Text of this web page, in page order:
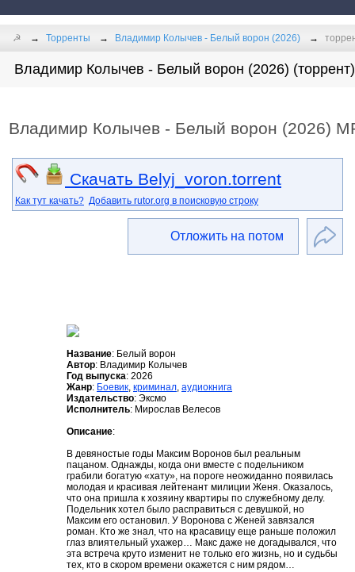
☭ Торренты Владимир Колычев - Белый ворон (2026)
Владимир Колычев - Белый ворон (2026) (торрент)
Владимир Колычев - Белый ворон (2026)
Скачать Belyj_voron.torrent
Как тут качать? Добавить rutor.org в поисковую строку
Отложить на потом
Название: Белый ворон
Автор: Владимир Колычев
Год выпуска: 2026
Жанр: Боевик, криминал, аудиокнига
Издательство: Эксмо
Исполнитель: Мирослав Велесов
Описание:
В девяностые годы Максим Воронов был реальным
пацаном. Однажды, когда они вместе с подельником
грабили богатую «хату», на пороге неожиданно появилась
молодая и красивая лейтенант милиции Женя. Оказалось,
что она пришла к хозяину квартиры по служебному делу.
Подельник хотел было расправиться с девушкой, но
Максим его остановил. У Воронова с Женей завязался
роман. Кто же знал, что на красавицу еще раньше положил
глаз влиятельный ухажер… Макс даже не догадывался, что
эта встреча круто изменит не только его жизнь, но и судьбы
тех, кто в скором времени окажется с ним рядом…